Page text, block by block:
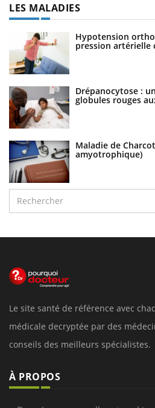
LES MALADIES
Hypotension
pression artérielle
Drépanocytose :
globules rouges
Maladie de
amyotrophique)
Le site santé de référence avec
médicale decryptée par des
conseils des meilleurs spécialistes.
À PROPOS